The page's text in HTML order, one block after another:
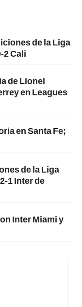
de la Liga
2 Cali
de Lionel
en Leagues
en Santa Fe;
de la Liga
1 Inter de
Inter Miami y